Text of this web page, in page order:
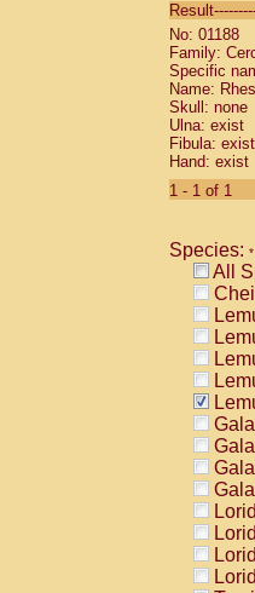
No: 01188
Family:
Specific
Name:
Skull: none
Ulna: exist
Fibula: exist
Hand: exist
1 - 1 of 1
Species:
All